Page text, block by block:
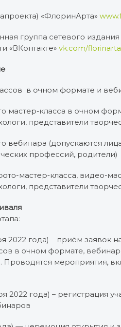
«ФлоринАрта»
группа сетевого
«ВКонтакте» vk.com/florinarta
в очном формате и
мастер-класса в очном
представители
вебинара (допускаются
профессий, родители)
мастер-класса, видео-
представители
2022 года) – приём заявок
в очном формате,
Проводятся мероприятия,
2022 года) – регистрация